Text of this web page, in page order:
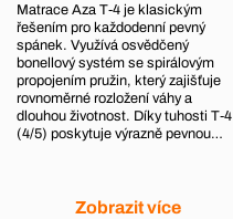
Matrace Aza T‑4 je klasickým
řešením pro každodenní pevný
spánek. Využívá osvědčený
bonellový systém se spirálovým
propojením pružin, který zajišťuje
rovnoměrné rozložení váhy a
dlouhou životnost. Díky tuhosti T‑4
(4/5) poskytuje výrazně pevnou…
Zobrazit více